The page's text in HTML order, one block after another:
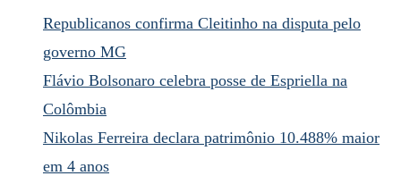
Republicanos confirma Cleitinho na disputa pelo
governo MG
Flávio Bolsonaro celebra posse de Espriella na
Colômbia
Nikolas Ferreira declara patrimônio 10.488% maior
em 4 anos